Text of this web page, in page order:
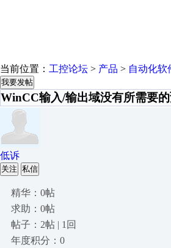
当前位置： 工控论坛 > 产品 > 自动化软
我要发帖
WinCC输入/输出域没有所需要
低诉
关注 私信
精华：0帖
求助：0帖
帖子：2帖 | 1回
年度积分：0